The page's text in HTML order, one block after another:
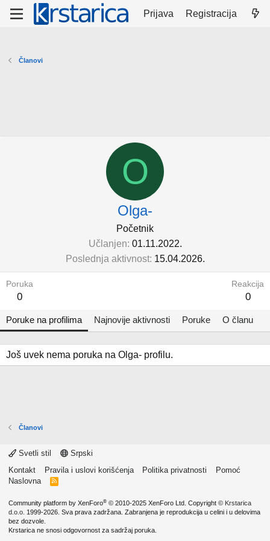
Prijava Registracija
Članovi
O
Olga-
Početnik
Učlanjen 01.11.2022.
Poslednja aktivnost 15.04.2026.
Poruka
0
Reakcija
0
Poruke na profilima Najnovije aktivnosti Poruke O članu
Još uvek nema poruka na Olga- profilu.
Članovi
Svetli stil
Srpski
Kontakt
Pravila i uslovi korišćenja Politika privatnosti
Pomoć
Naslovna
R
Community platform by XenForo® © 2010-2025 XenForo Ltd. Copyright © Krstarica
d.o.o. 1999-2026. Sva prava zadržana. Zabranjena je reprodukcija u celini i u delovima
bez dozvole.
Krstarica ne snosi odgovornost za sadržaj poruka.